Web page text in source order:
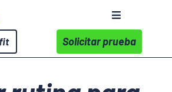
Toggle
Navigation
Solicitar prueba